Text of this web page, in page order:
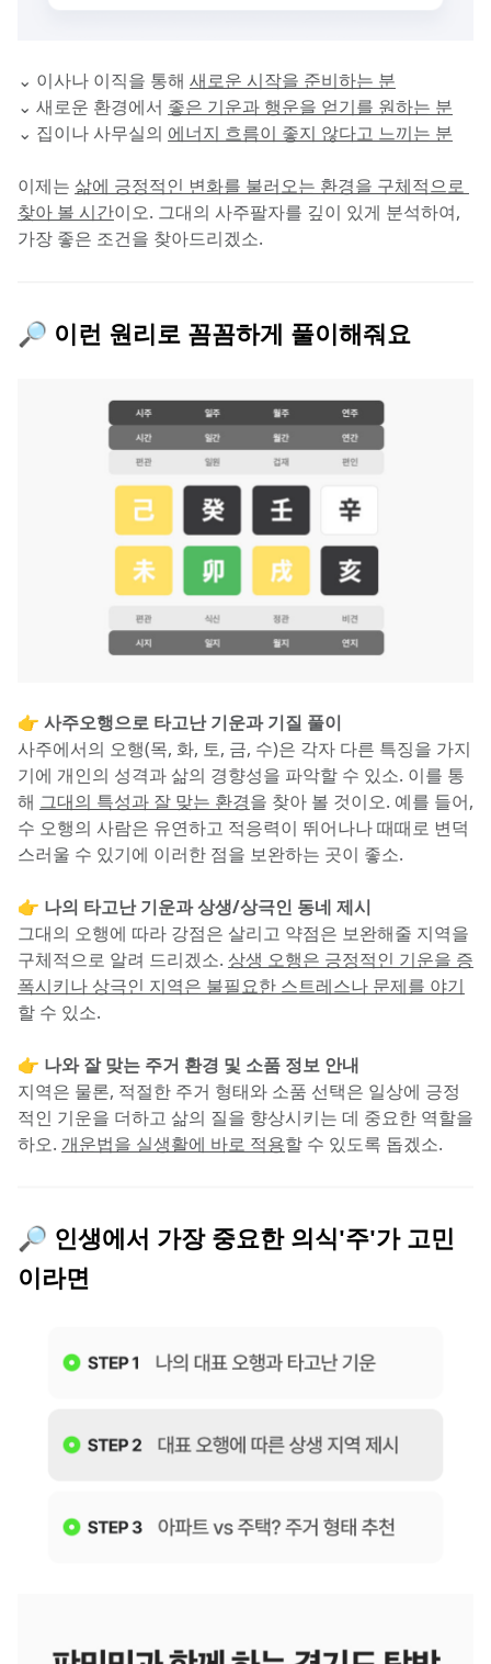
⌄ 이사나 이직을 통해 새로운 시작을 준비하는 분
⌄ 새로운 환경에서 좋은 기운과 행운을 얻기를 원하는 분
⌄ 집이나 사무실의 에너지 흐름이 좋지 않다고 느끼는 분
이제는 삶에 긍정적인 변화를 불러오는 환경을 구체적으로
찾아 볼 시간이오. 그대의 사주팔자를 깊이 있게 분석하여,
가장 좋은 조건을 찾아드리겠소.
🔎 이런 원리로 꼼꼼하게 풀이해줘요
👉 사주오행으로 타고난 기운과 기질 풀이
사주에서의 오행(목, 화, 토, 금, 수)은 각자 다른 특징을 가지
기에 개인의 성격과 삶의 경향성을 파악할 수 있소. 이를 통
해 그대의 특성과 잘 맞는 환경을 찾아 볼 것이오. 예를 들어,
수 오행의 사람은 유연하고 적응력이 뛰어나나 때때로 변덕
스러울 수 있기에 이러한 점을 보완하는 곳이 좋소.
👉 나의 타고난 기운과 상생/상극인 동네 제시
그대의 오행에 따라 강점은 살리고 약점은 보완해줄 지역을
구체적으로 알려 드리겠소. 상생 오행은 긍정적인 기운을 증
폭시키나 상극인 지역은 불필요한 스트레스나 문제를 야기
할 수 있소.
👉 나와 잘 맞는 주거 환경 및 소품 정보 안내
지역은 물론, 적절한 주거 형태와 소품 선택은 일상에 긍정
적인 기운을 더하고 삶의 질을 향상시키는 데 중요한 역할을
하오. 개운법을 실생활에 바로 적용할 수 있도록 돕겠소.
🔎 인생에서 가장 중요한 의식'주'가 고민
이라면